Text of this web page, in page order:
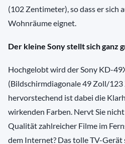
(102 Zentimeter), so dass er sich
Wohnräume eignet.
Der kleine Sony stellt sich ganz
Hochgelobt wird der Sony KD-
(Bildschirmdiagonale 49 Zoll/
hervorstechend ist dabei die
wirkenden Farben. Nervt Sie
Qualität zahlreicher Filme im
dem Internet? Das tolle TV-Gerät